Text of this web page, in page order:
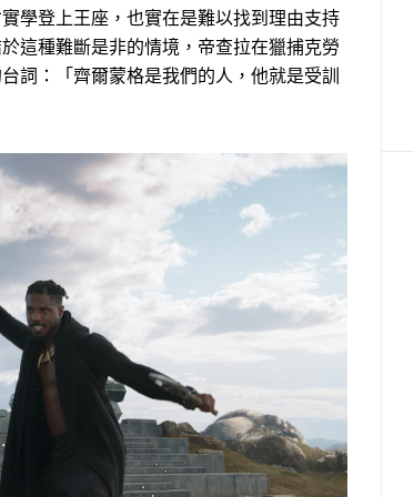
學登上王座，也實在是難以找到理由支持
這種難斷是非的情境，帝查拉在獵捕克勞
詞：「齊爾蒙格是我們的人，他就是受訓